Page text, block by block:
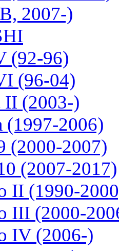
2007-)
(92-96)
(96-04)
II (2003-)
(1997-2006)
(2000-2007)
(2007-2017)
II (1990-
III (2000-
IV (2006-)